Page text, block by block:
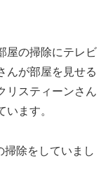
屋の掃除にテレビ
んが部屋を見せる
リスティーンさん
ます。
掃除をしていまし